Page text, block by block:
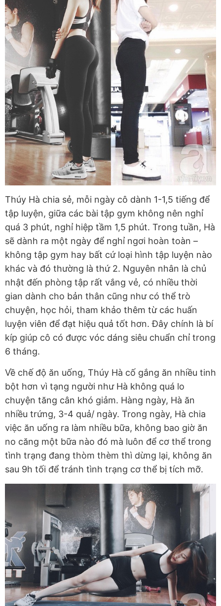
Thúy Hà chia sẻ, mỗi ngày cô dành 1-1,5 tiếng để
tập luyện, giữa các bài tập gym không nên nghỉ
quá 3 phút, nghỉ hiệp tầm 1,5 phút. Trong tuần, Hà
sẽ dành ra một ngày để nghỉ ngơi hoàn toàn –
không tập gym hay bất cứ loại hình tập luyện nào
khác và đó thường là thứ 2. Nguyên nhân là chủ
nhật đến phòng tập rất vắng vẻ, có nhiều thời
gian dành cho bản thân cũng như có thể trò
chuyện, học hỏi, tham khảo thêm từ các huấn
luyện viên để đạt hiệu quả tốt hơn. Đây chính là bí
kíp giúp cô có được vóc dáng siêu chuẩn chỉ trong
6 tháng.
Về chế độ ăn uống, Thúy Hà cố gắng ăn nhiều tinh
bột hơn vì tạng người như Hà không quá lo
chuyện tăng cân khó giảm. Hàng ngày, Hà ăn
nhiều trứng, 3-4 quả/ ngày. Trong ngày, Hà chia
việc ăn uống ra làm nhiều bữa, không bao giờ ăn
no căng một bữa nào đó mà luôn để cơ thể trong
tình trạng đang thòm thèm thì dừng lại, không ăn
sau 9h tối để tránh tình trạng cơ thể bị tích mỡ.